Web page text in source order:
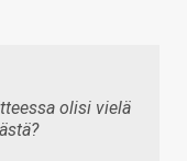
olisi vielä